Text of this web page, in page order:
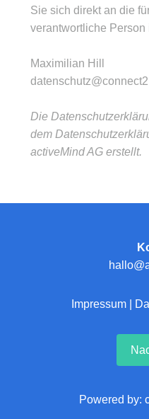
Sie sich direkt an die
verantwortliche
Maximilian Hill
Die
dem
activeMind AG erstellt.
Impressum
Powered by: